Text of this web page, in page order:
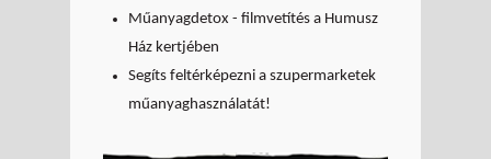
Műanyagdetox - filmvetítés a Humusz
Ház kertjében
Segíts feltérképezni a szupermarketek
műanyaghasználatát!